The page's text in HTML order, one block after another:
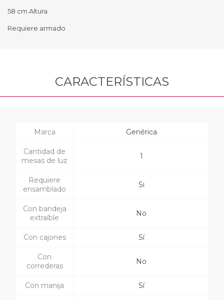
58 cm Altura
Requiere armado
CARACTERÍSTICAS
Marca Genérica
Cantidad de
mesas de luz
1
Requiere
ensamblado
Si
Con bandeja
extraíble
No
Con cajones Sí
Con
correderas
No
Con manija Sí